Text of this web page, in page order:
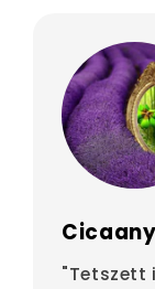
"Tetszett